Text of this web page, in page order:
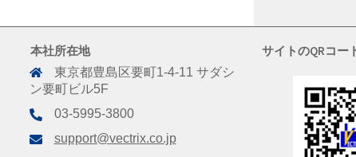
本社所在地
東京都豊島区要町1-4-11 サダシ
ン要町ビル5F
03-5995-3800
support@vectrix.co.jp
サイトのQRコー